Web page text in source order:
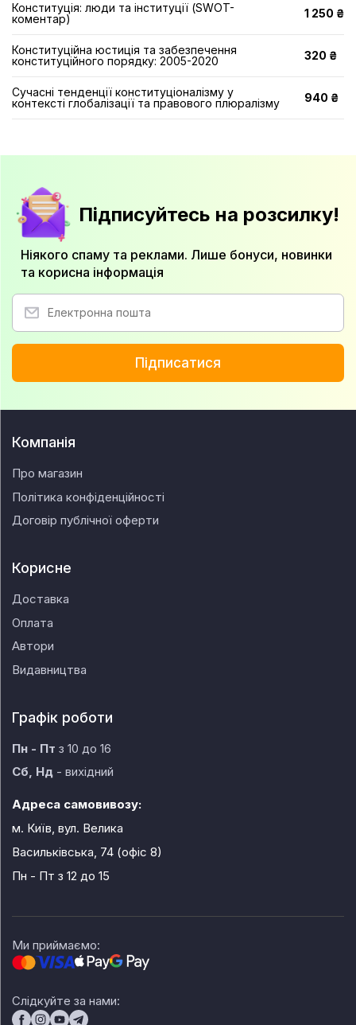
Конституція: люди та інституції (SWOT-
коментар)
1 250 ₴
Конституційна юстиція та забезпечення
конституційного порядку: 2005-2020
320 ₴
Сучасні тенденції конституціоналізму у
контексті глобалізації та правового плюралізму
940 ₴
Підписуйтесь на розсилку!
Ніякого спаму та реклами. Лише бонуси, новинки
та корисна інформація
Підписатися
Компанія
Про магазин
Політика конфіденційності
Договір публічної оферти
Корисне
Доставка
Оплата
Автори
Видавництва
Графік роботи
Пн - Пт з 10 до 16
Сб, Нд - вихідний
Адреса самовивозу:
м. Київ, вул. Велика
Васильківська, 74 (офіс 8)
Пн - Пт з 12 до 15
Ми приймаємо:
Слідкуйте за нами: